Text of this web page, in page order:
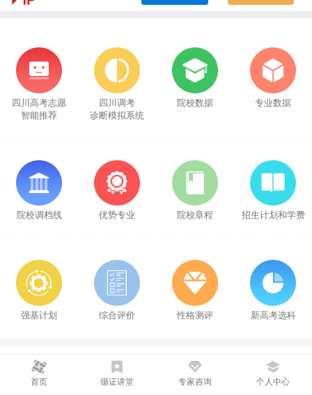
四川高考志愿
智能推荐
四川调考
诊断模拟系统
院校数据 专业数据
院校调档线 优势专业 院校章程 招生计划和学费
强基计划 综合评价 性格测评 新高考选科
一对一咨询
首页 循证讲堂 专家咨询 个人中心